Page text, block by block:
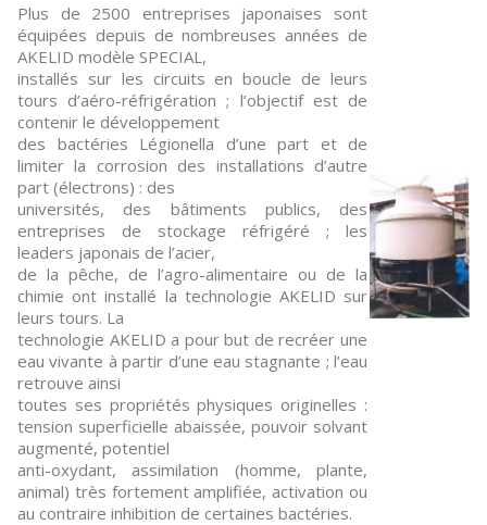
Plus de 2500 entreprises japonaises sont
équipées depuis de nombreuses années de
AKELID modèle SPECIAL,
installés sur les circuits en boucle de leurs
tours d’aéro-réfrigération ; l’objectif est de
contenir le développement
des bactéries Légionella d’une part et de
limiter la corrosion des installations d’autre
part (électrons) : des
universités, des bâtiments publics, des
entreprises de stockage réfrigéré ; les
leaders japonais de l’acier,
de la pêche, de l’agro-alimentaire ou de la
chimie ont installé la technologie AKELID sur
leurs tours. La
technologie AKELID a pour but de recréer une
eau vivante à partir d’une eau stagnante ; l’eau
retrouve ainsi
toutes ses propriétés physiques originelles :
tension superficielle abaissée, pouvoir solvant
augmenté, potentiel
anti-oxydant, assimilation (homme, plante,
animal) très fortement amplifiée, activation ou
au contraire inhibition de certaines bactéries.